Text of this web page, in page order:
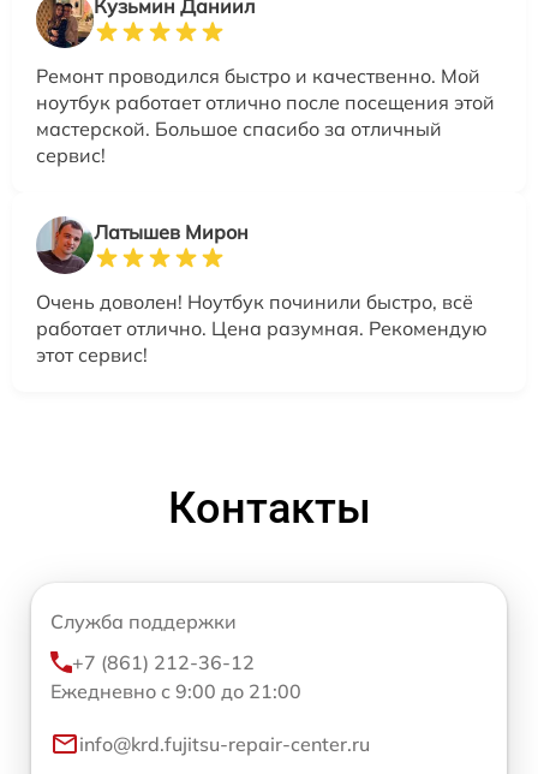
Кузьмин Даниил
Ремонт проводился быстро и качественно. Мой
ноутбук работает отлично после посещения этой
мастерской. Большое спасибо за отличный
сервис!
Латышев Мирон
Очень доволен! Ноутбук починили быстро, всё
работает отлично. Цена разумная. Рекомендую
этот сервис!
Контакты
Служба поддержки
+7 (861) 212-36-12
Ежедневно с 9:00 до 21:00
info@krd.fujitsu-repair-center.ru